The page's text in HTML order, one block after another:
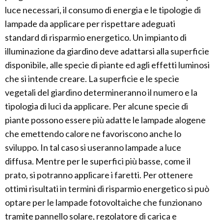
luce necessari, il consumo di energia e le tipologie di
lampade da applicare per rispettare adeguati
standard di risparmio energetico. Un impianto di
illuminazione da giardino deve adattarsi alla superficie
disponibile, alle specie di piante ed agli effetti luminosi
che si intende creare. La superficie e le specie
vegetali del giardino determineranno il numero e la
tipologia di luci da applicare. Per alcune specie di
piante possono essere più adatte le lampade alogene
che emettendo calore ne favoriscono anche lo
sviluppo. In tal caso si useranno lampade a luce
diffusa. Mentre per le superfici più basse, come il
prato, si potranno applicare i faretti. Per ottenere
ottimi risultati in termini di risparmio energetico si può
optare per le lampade fotovoltaiche che funzionano
tramite pannello solare, regolatore di carica e